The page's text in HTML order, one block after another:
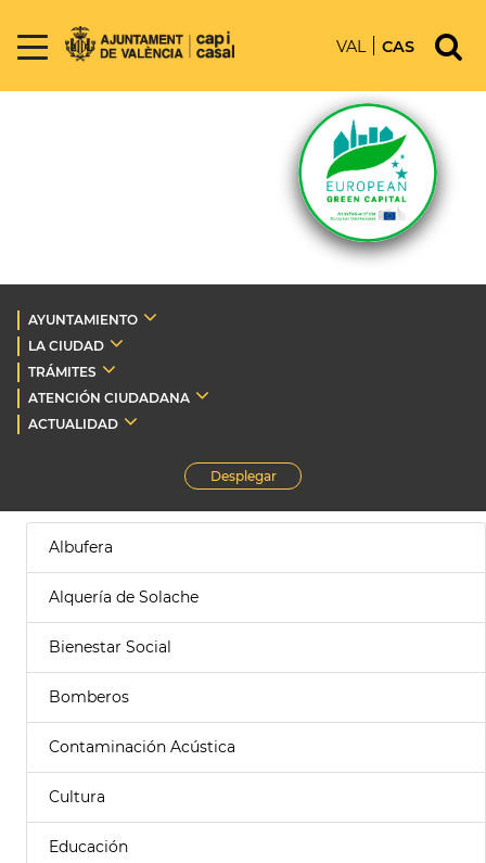
VAL CAS
AYUNTAMIENTO
LA CIUDAD
TRÁMITES
ATENCIÓN CIUDADANA
ACTUALIDAD
Desplegar
Albufera
Alquería de Solache
Bienestar Social
Bomberos
Contaminación Acústica
Cultura
Educación